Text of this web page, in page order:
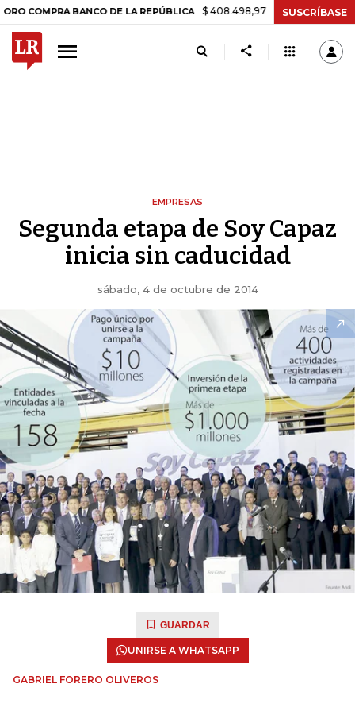
BANCO DE LA REPÚBLICA $ 408.498,97 +$ 8.753,81 +2,19%
SUSCRÍBASE
EMPRESAS
Segunda etapa de Soy Capaz
inicia sin caducidad
sábado, 4 de octubre de 2014
GUARDAR
UNIRSE A WHATSAPP
GABRIEL FORERO OLIVEROS